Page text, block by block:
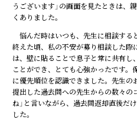
うございます」の画面を見たときは、
くありました。
悩んだ時はいつも、先生に相談する
終えた頃、私の不安が募り相談した際
は、壁に貼ることで息子と常に共有
ことができ、とても心強かったです
に優先順位を認識できました。先生の
提出した過去問への先生からの数々の
ね」と言いながら、過去問返却直後だ
した。